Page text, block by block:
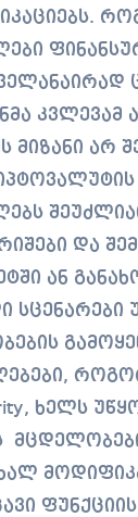
კვლევამ
მიზანი არ
და
ან
ხელს